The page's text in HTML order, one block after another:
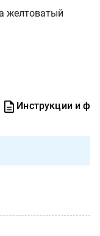
желтоватый
Инструкции и